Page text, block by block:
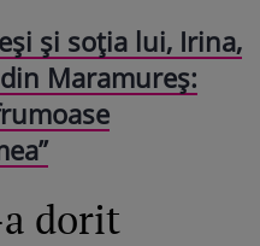
și soția lui, Irina,
Maramureș:
dorit